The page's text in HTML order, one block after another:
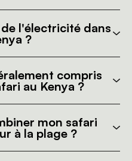
l'électricité dans
?
compris
au Kenya ?
mon safari
à la plage ?